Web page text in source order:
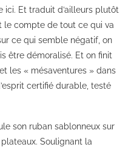
ici. Et traduit d’ailleurs plutôt
le compte de tout ce qui va
ce qui semble négatif, on
être démoralisé. Et on finit
les « mésaventures » dans
certifié durable, testé
son ruban sablonneux sur
Soulignant la